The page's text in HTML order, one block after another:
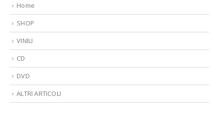
Home
SHOP
VINILI
CD
DVD
ALTRI ARTICOLI